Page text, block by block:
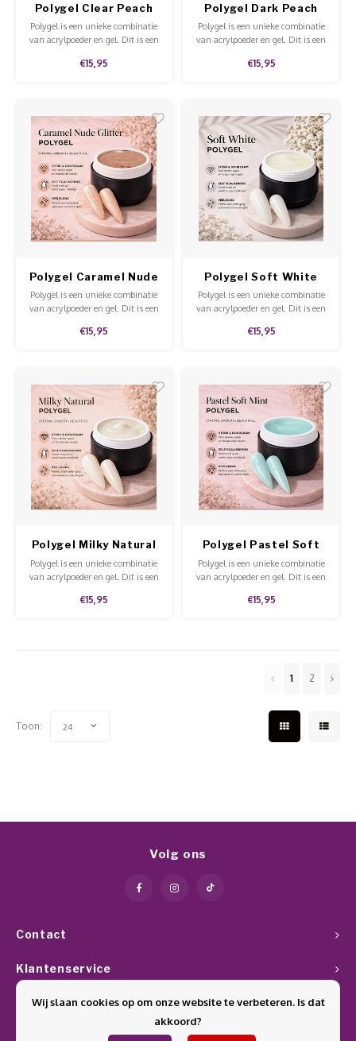
Polygel Clear Peach
Polygel is een unieke combinatie
van acrylpoeder en gel. Dit is een
makkelijk te modelleren en te
€15,95
Polygel Dark Peach
Polygel is een unieke combinatie
van acrylpoeder en gel. Dit is een
makkelijk te modelleren en te
€15,95
Polygel Caramel Nude
Glitter
Polygel is een unieke combinatie
van acrylpoeder en gel. Dit is een
makkelijk te modelleren en te
€15,95
Polygel Soft White
Polygel is een unieke combinatie
van acrylpoeder en gel. Dit is een
makkelijk te modelleren en te
€15,95
Polygel Milky Natural
Polygel is een unieke combinatie
van acrylpoeder en gel. Dit is een
makkelijk te modelleren en te
€15,95
Polygel Pastel Soft
Mint
Polygel is een unieke combinatie
van acrylpoeder en gel. Dit is een
makkelijk te modelleren en te
€15,95
1 2
Toon: 24
Contact
Volg ons
Klantenservice
Mijn account
Wij slaan cookies op om onze website te verbeteren. Is dat
akkoord?